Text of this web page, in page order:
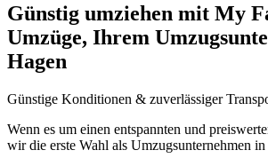
Günstig umziehen mit My
Umzüge, Ihrem
Hagen
Günstige Konditionen & zuverlässiger
Wenn es um einen entspannten und
wir die erste Wahl als Umzugsunternehmen in